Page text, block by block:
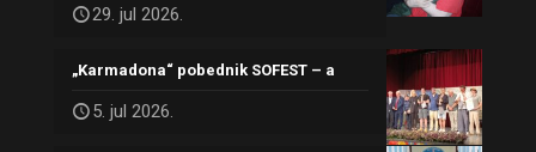
29. jul 2026.
„Karmadona“ pobednik SOFEST – a
5. jul 2026.